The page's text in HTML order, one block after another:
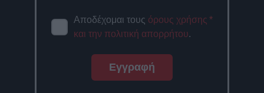
Αποδέχομαι τους όρους χρήσης
και την πολιτική απορρήτου.
*
Εγγραφή